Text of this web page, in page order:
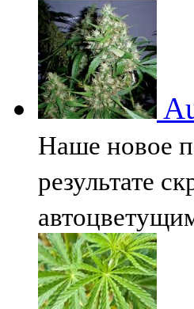
Наше новое
результате